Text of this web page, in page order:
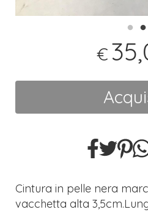
€
Cintura in pelle nera
vacchetta alta